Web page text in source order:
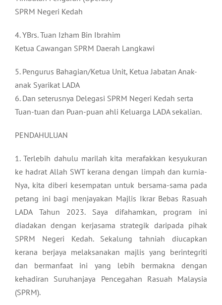
SPRM Negeri Kedah
4. YBrs. Tuan Izham Bin Ibrahim
Ketua Cawangan SPRM Daerah Langkawi
5. Pengurus Bahagian/Ketua Unit, Ketua Jabatan Anak-
anak Syarikat LADA
6. Dan seterusnya Delegasi SPRM Negeri Kedah serta
Tuan-tuan dan Puan-puan ahli Keluarga LADA sekalian.
PENDAHULUAN
1. Terlebih dahulu marilah kita merafakkan kesyukuran
ke hadrat Allah SWT kerana dengan limpah dan kurnia-
Nya, kita diberi kesempatan untuk bersama-sama pada
petang ini bagi menjayakan Majlis Ikrar Bebas Rasuah
LADA Tahun 2023. Saya difahamkan, program ini
diadakan dengan kerjasama strategik daripada pihak
SPRM Negeri Kedah. Sekalung tahniah diucapkan
kerana berjaya melaksanakan majlis yang berintegriti
dan bermanfaat ini yang lebih bermakna dengan
kehadiran Suruhanjaya Pencegahan Rasuah Malaysia
(SPRM).